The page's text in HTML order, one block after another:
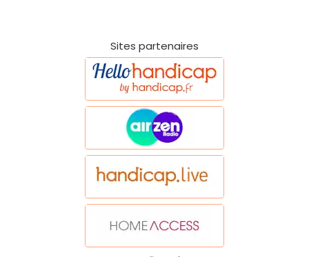
Sites partenaires